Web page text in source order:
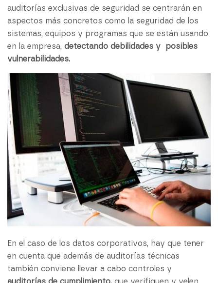
auditorías exclusivas de seguridad se centrarán en
aspectos más concretos como la seguridad de los
sistemas, equipos y programas que se están usando
en la empresa, detectando debilidades y posibles
vulnerabilidades.
En el caso de los datos corporativos, hay que tener
en cuenta que además de auditorías técnicas
también conviene llevar a cabo controles y